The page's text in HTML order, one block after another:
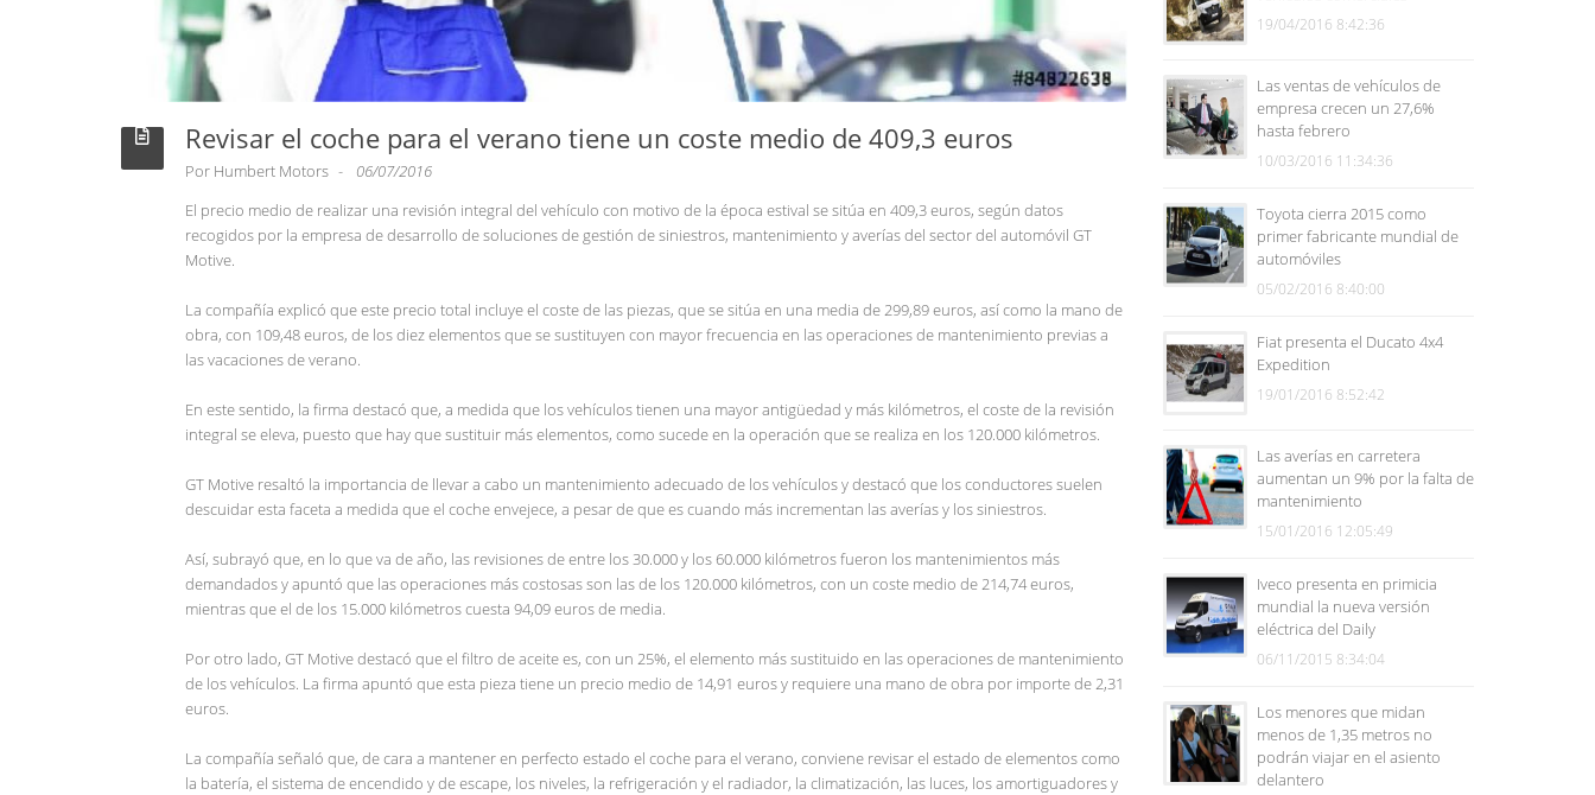
Revisar el coche para el verano tiene un coste medio de 409,3 euros
Por Humbert Motors
06/07/2016
El precio medio de realizar una revisión integral del vehículo con motivo de la época estival se sitúa en 409,3 euros, según datos
recogidos por la empresa de desarrollo de soluciones de gestión de siniestros, mantenimiento y averías del sector del automóvil GT
Motive.
La compañía explicó que este precio total incluye el coste de las piezas, que se sitúa en una media de 299,89 euros, así como la mano de
obra, con 109,48 euros, de los diez elementos que se sustituyen con mayor frecuencia en las operaciones de mantenimiento previas a
las vacaciones de verano.
En este sentido, la firma destacó que, a medida que los vehículos tienen una mayor antigüedad y más kilómetros, el coste de la revisión
integral se eleva, puesto que hay que sustituir más elementos, como sucede en la operación que se realiza en los 120.000 kilómetros.
GT Motive resaltó la importancia de llevar a cabo un mantenimiento adecuado de los vehículos y destacó que los conductores suelen
descuidar esta faceta a medida que el coche envejece, a pesar de que es cuando más incrementan las averías y los siniestros.
Así, subrayó que, en lo que va de año, las revisiones de entre los 30.000 y los 60.000 kilómetros fueron los mantenimientos más
demandados y apuntó que las operaciones más costosas son las de los 120.000 kilómetros, con un coste medio de 214,74 euros,
mientras que el de los 15.000 kilómetros cuesta 94,09 euros de media.
Por otro lado, GT Motive destacó que el filtro de aceite es, con un 25%, el elemento más sustituido en las operaciones de mantenimiento
de los vehículos. La firma apuntó que esta pieza tiene un precio medio de 14,91 euros y requiere una mano de obra por importe de 2,31
euros.
La compañía señaló que, de cara a mantener en perfecto estado el coche para el verano, conviene revisar el estado de elementos como
la batería, el sistema de encendido y de escape, los niveles, la refrigeración y el radiador, la climatización, las luces, los amortiguadores y
19/04/2016 8:42:36
Las ventas de vehículos de
empresa crecen un 27,6%
hasta febrero
10/03/2016 11:34:36
Toyota cierra 2015 como
primer fabricante mundial de
automóviles
05/02/2016 8:40:00
Fiat presenta el Ducato 4x4
Expedition
19/01/2016 8:52:42
Las averías en carretera
aumentan un 9% por la falta de
mantenimiento
15/01/2016 12:05:49
Iveco presenta en primicia
mundial la nueva versión
eléctrica del Daily
06/11/2015 8:34:04
Los menores que midan
menos de 1,35 metros no
podrán viajar en el asiento
delantero